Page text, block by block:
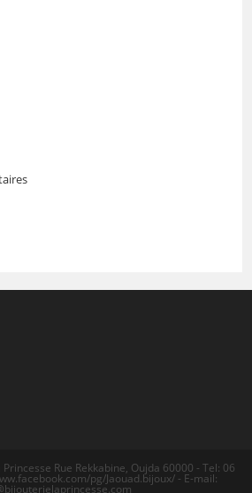
Rue Rekkabine, Oujda 60000 - Tel: 06
pg/Jaouad.bijoux/ - E-mail: